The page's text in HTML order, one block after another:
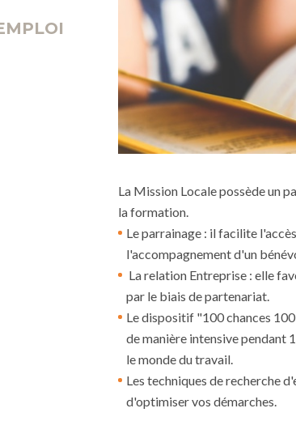
La Mission Locale possède un
la formation.
Le parrainage : il facilite
l'accompagnement d'un
La relation Entreprise : elle
par le biais de partenariat.
Le dispositif "100 chances
de manière intensive pendant
le monde du travail.
Les techniques de recherche
d'optimiser vos démarches.